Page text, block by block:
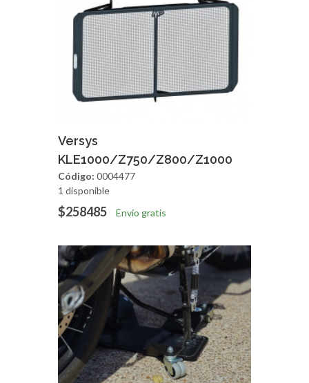
Agregar
Versys
KLE1000/Z750/Z800/Z1000
Código: 0004477
1 disponible
$258485 Envío gratis